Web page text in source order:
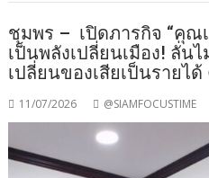
ชุมพร – เปิดภารกิจ “คุณ
เป็นพลังเปลี่ยนเมือง! ลั่น
เปลี่ยนของเสียเป็นรายไ
11/07/2026 @SIAMFOCUSTIME